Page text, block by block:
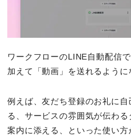
ワークフローのLINE自動配信
加えて「動画」を送れるように
例えば、友だち登録のお礼に
る、サービスの雰囲気が伝わ
案内に添える、といった使い